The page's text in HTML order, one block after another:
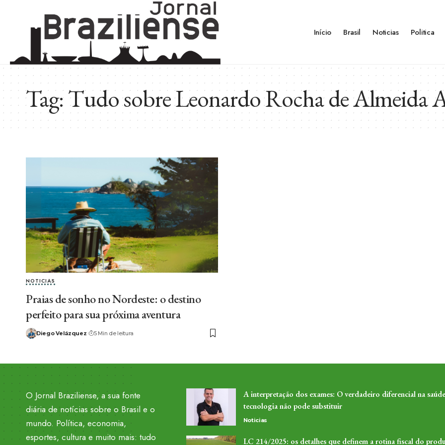
Início Brasil Noticias Politica
Tag:Tudo sobre Leonardo Rocha de Almeida
NOTICIAS
Praias de sonho no Nordeste: o destino
perfeito para sua próxima aventura
Diego Velázquez 5 Min de leitura
O Jornal Braziliense, a sua fonte
diária de notícias sobre o Brasil e o
mundo. Política, economia,
esportes, cultura e muito mais: tudo
A interpretação dos exames: O verdadeiro diferencial na
tecnologia não pode substituir
Noticias
LC 214/2025: os detalhes que definem a rotina fiscal do